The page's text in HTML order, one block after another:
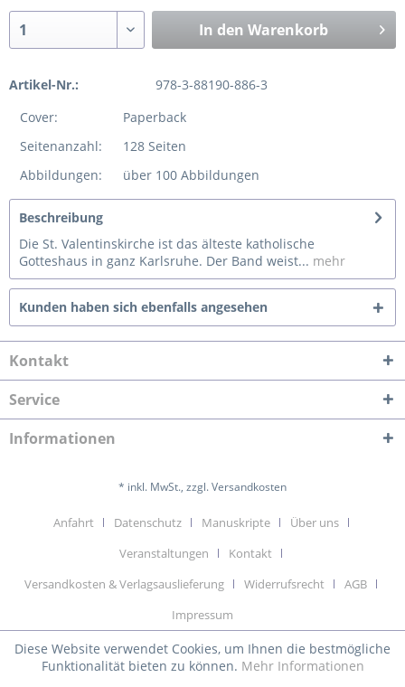
In den Warenkorb
Artikel-Nr.:
978-3-88190-886-3
Cover:
Paperback
Seitenanzahl:
128 Seiten
Abbildungen:
über 100 Abbildungen
Beschreibung
Die St. Valentinskirche ist das älteste katholische
Gotteshaus in ganz Karlsruhe. Der Band weist... mehr
Kunden haben sich ebenfalls angesehen
Kontakt
Service
Informationen
* inkl. MwSt., zzgl. Versandkosten
Anfahrt Datenschutz Manuskripte
Über uns
Veranstaltungen
Kontakt
Versandkosten & Verlagsauslieferung
Widerrufsrecht
AGB
Impressum
Diese Website verwendet Cookies, um Ihnen die bestmögliche
Funktionalität bieten zu können. Mehr Informationen